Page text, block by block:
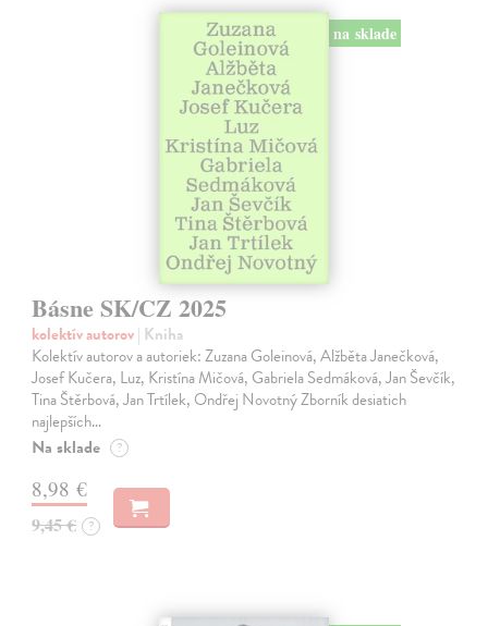
na sklade
Básne SK/CZ 2025
kolektív autorov| Kniha
Kolektív autorov a autoriek: Zuzana Goleinová, Alžběta Janečková,
Josef Kučera, Luz, Kristína Mičová, Gabriela Sedmáková, Jan Ševčík,
Tina Štěrbová, Jan Trtílek, Ondřej Novotný Zborník desiatich
najlepších…
Na sklade ?
8,98 €
9,45 € ?